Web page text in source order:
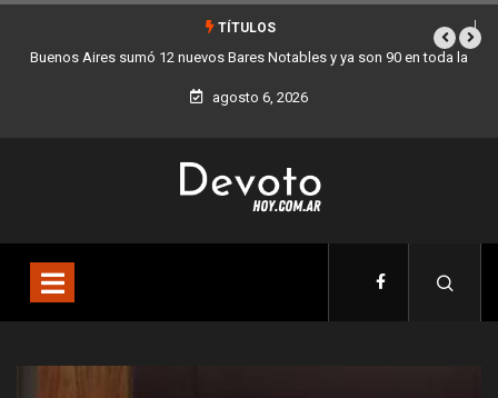
TÍTULOS
en toda la Los stands móviles de la Ciudad llegan esta semana a Villa
agosto 6, 2026